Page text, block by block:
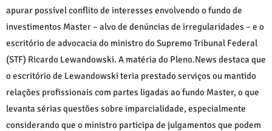
apurar possível conflito de interesses envolvendo o fundo de
investimentos Master – alvo de denúncias de irregularidades – e o
escritório de advocacia do ministro do Supremo Tribunal Federal
(STF) Ricardo Lewandowski. A matéria do Pleno.News destaca que
o escritório de Lewandowski teria prestado serviços ou mantido
relações profissionais com partes ligadas ao fundo Master, o que
levanta sérias questões sobre imparcialidade, especialmente
considerando que o ministro participa de julgamentos que podem